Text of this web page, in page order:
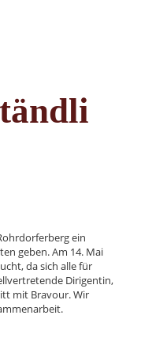
ein
geben. Am 14. Mai
da sich alle für
Dirigentin,
mit Bravour. Wir